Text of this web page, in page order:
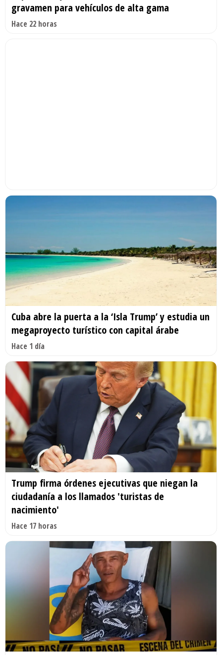
gravamen para vehículos de alta gama
Hace 22 horas
Cuba abre la puerta a la ‘Isla Trump’ y estudia un
megaproyecto turístico con capital árabe
Hace 1 día
Trump firma órdenes ejecutivas que niegan la
ciudadanía a los llamados 'turistas de
nacimiento'
Hace 17 horas